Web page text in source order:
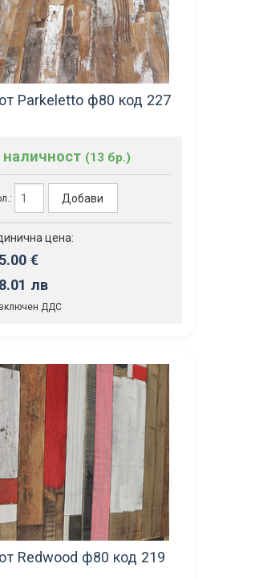
Parkeletto ф80 код 227
наличност (13 бр.)
Добави
цена:
€
лв
ДДС
Redwood ф80 код 219